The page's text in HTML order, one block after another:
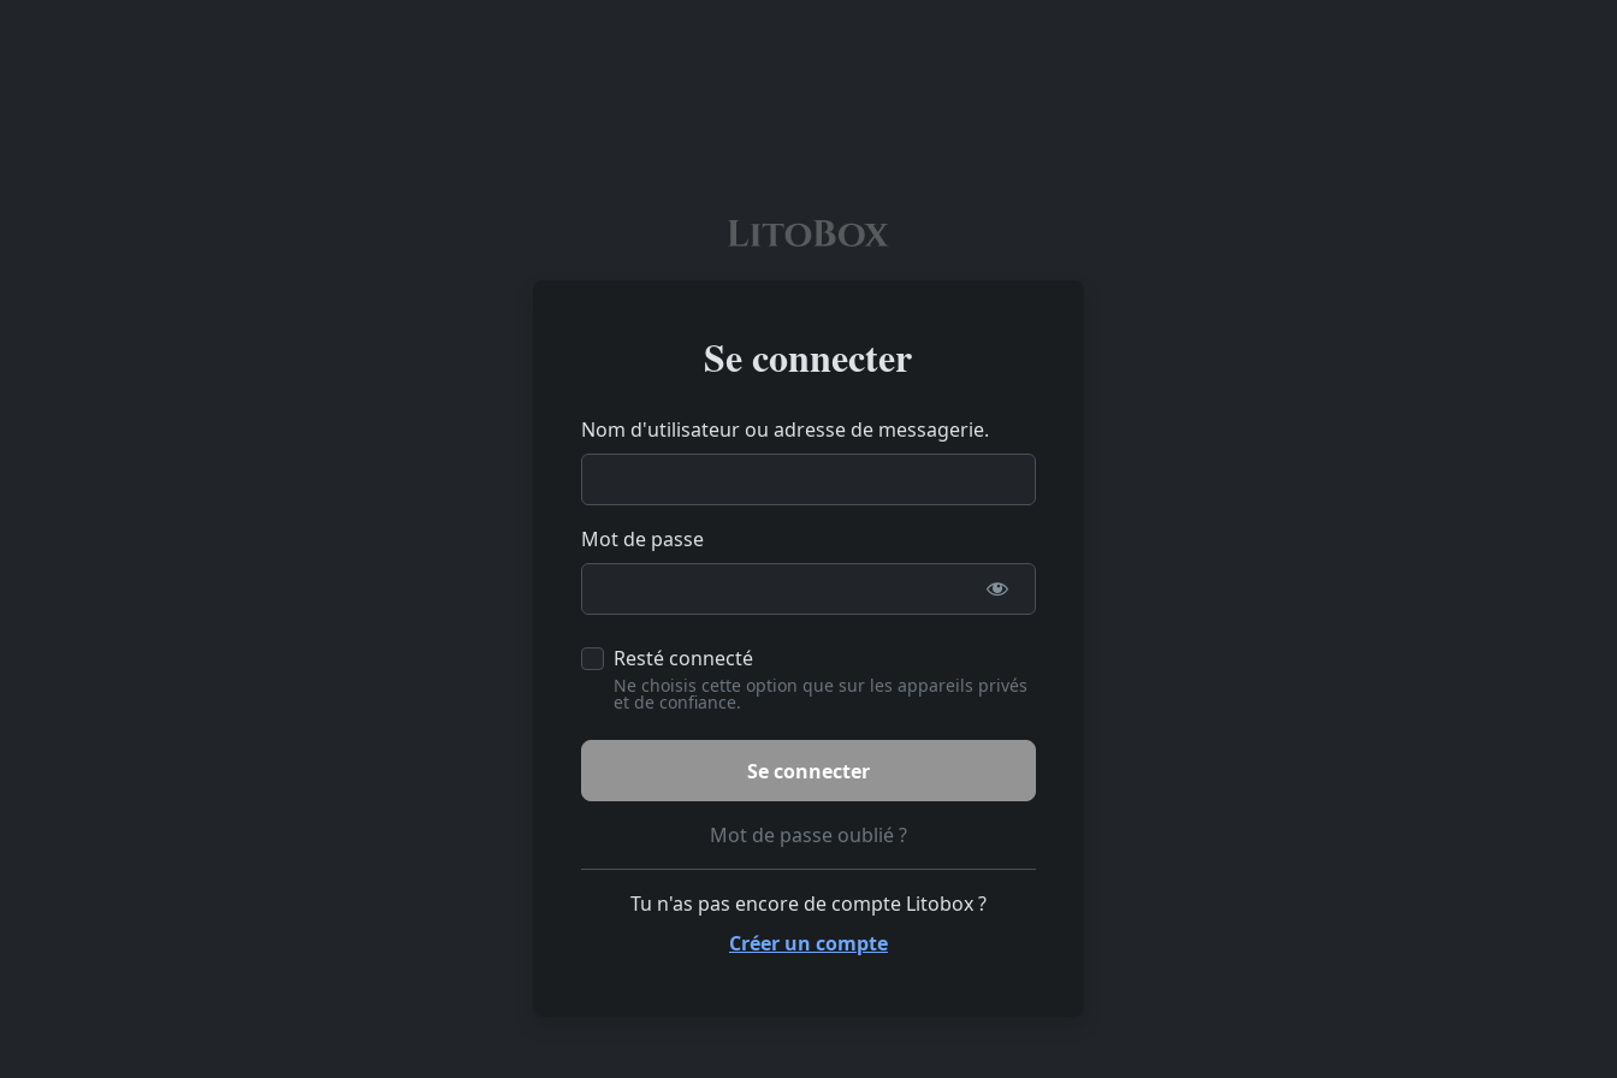
Se connecter
Nom d'utilisateur ou adresse de messagerie.
Mot de passe
Resté connecté
Ne choisis cette option que sur les appareils privés
et de confiance.
Mot de passe oublié ?
Tu n'as pas encore de compte Litobox ?
Créer un compte